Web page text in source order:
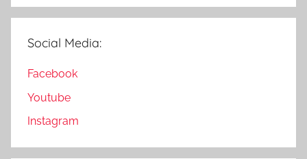
Social Media:
Facebook
Youtube
Instagram